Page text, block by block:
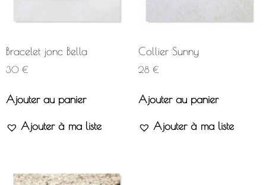
Bracelet jonc Bella
30 €
Ajouter au panier
Ajouter à ma liste
Collier Sunny
28 €
Ajouter au panier
Ajouter à ma liste